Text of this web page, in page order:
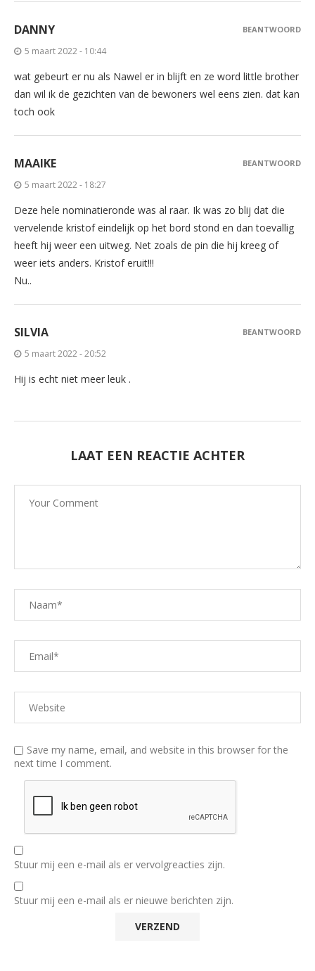
DANNY
5 maart 2022 - 10:44
wat gebeurt er nu als Nawel er in blijft en ze word little brother
dan wil ik de gezichten van de bewoners wel eens zien. dat kan
toch ook
BEANTWOORD
MAAIKE
5 maart 2022 - 18:27
Deze hele nominatieronde was al raar. Ik was zo blij dat die
vervelende kristof eindelijk op het bord stond en dan toevallig
heeft hij weer een uitweg. Net zoals de pin die hij kreeg of
weer iets anders. Kristof eruit!!!
Nu..
BEANTWOORD
SILVIA
5 maart 2022 - 20:52
Hij is echt niet meer leuk .
BEANTWOORD
LAAT EEN REACTIE ACHTER
Save my name, email, and website in this browser for the
next time I comment.
Stuur mij een e-mail als er vervolgreacties zijn.
Stuur mij een e-mail als er nieuwe berichten zijn.